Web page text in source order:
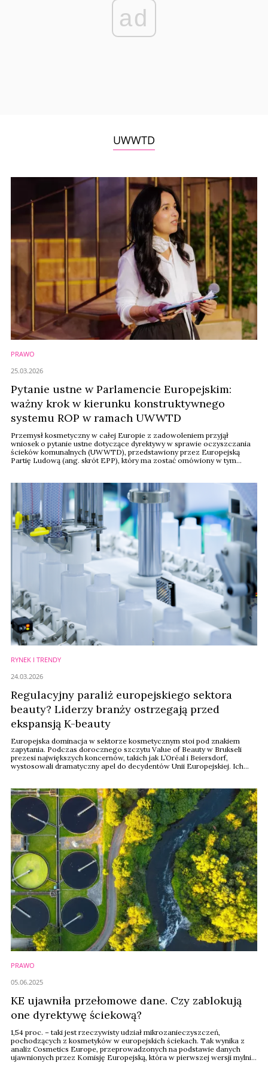
ad
UWWTD
PRAWO
Pytanie ustne w Parlamencie Europejskim:
ważny krok w kierunku konstruktywnego
systemu ROP w ramach UWWTD
Przemysł kosmetyczny w całej Europie z zadowoleniem przyjął
wniosek o pytanie ustne dotyczące dyrektywy w sprawie oczyszczania
ścieków komunalnych (UWWTD), przedstawiony przez Europejską
Partię Ludową (ang. skrót EPP), który ma zostać omówiony w tym
Związku Przemysłu Kosmetycznego i innych organizacji ...
25.03.2026
RYNEK I TRENDY
Regulacyjny paraliż europejskiego sektora
beauty? Liderzy branży ostrzegają przed
ekspansją K-beauty
Europejska dominacja w sektorze kosmetycznym stoi pod znakiem
zapytania. Podczas dorocznego szczytu Value of Beauty w Brukseli
prezesi największych koncernów, takich jak L’Oréal i Beiersdorf,
wystosowali dramatyczny apel do decydentów Unii Europejskiej. Ich
biurokrację, podczas gdy konkurencja z Azji, ...
24.03.2026
PRAWO
KE ujawniła przełomowe dane. Czy zablokują
one dyrektywę ściekową?
1,54 proc. – taki jest rzeczywisty udział mikrozanieczyszczeń,
pochodzących z kosmetyków w europejskich ściekach. Tak wynika z
analiz Cosmetics Europe, przeprowadzonych na podstawie danych
ujawnionych przez Komisję Europejską, która w pierwszej wersji mylnie
05.06.2025